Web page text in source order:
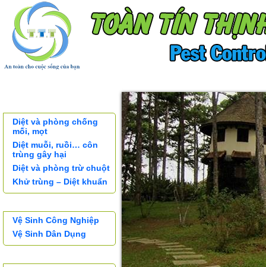
Diệt và phòng chống
mối, mọt
Diệt muỗi, ruồi… côn
trùng gây hại
Diệt và phòng trừ chuột
Khử trùng – Diệt khuẩn
Vệ Sinh Công Nghiệp
Vệ Sinh Dân Dụng